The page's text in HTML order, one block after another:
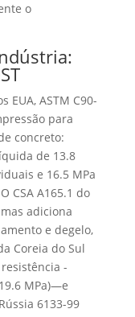
o
EUA, ASTM C90-
para
concreto:
de 13.8
e 16.5 MPa
CSA A165.1 do
adiciona
e degelo,
Coreia do Sul
-
MPa)—e
6133-99